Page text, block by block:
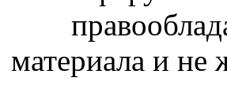
материала и не